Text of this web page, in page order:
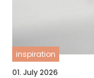
inspiration
01. July 2026